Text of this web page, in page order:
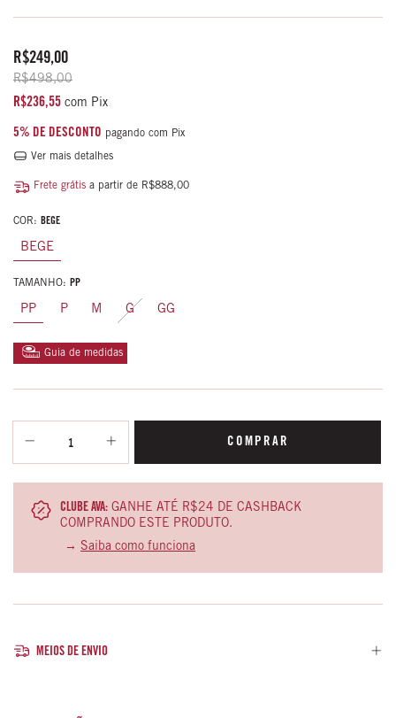
R$249,00
R$498,00
R$236,55 com Pix
5% DE DESCONTO pagando com Pix
Ver mais detalhes
Frete grátis a partir de R$888,00
COR: BEGE
BEGE
TAMANHO: PP
PP P M G GG
Guia de medidas
CLUBE AVA: GANHE ATÉ R$24 DE CASHBACK
COMPRANDO ESTE PRODUTO.
→ Saiba como funciona
MEIOS DE ENVIO